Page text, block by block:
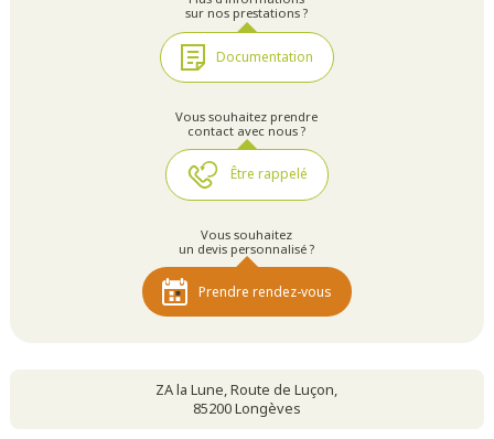
sur nos prestations ?
Documentation
Vous souhaitez prendre
contact avec nous ?
Être rappelé
Vous souhaitez
un devis personnalisé ?
Prendre rendez-vous
ZA la Lune, Route de Luçon,
85200 Longèves